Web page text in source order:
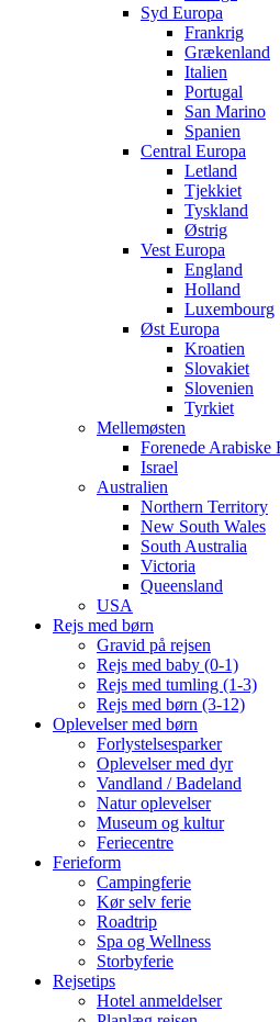
Syd Europa
Frankrig
Grækenland
Italien
Portugal
San Marino
Spanien
Central Europa
Letland
Tjekkiet
Tyskland
Østrig
Vest Europa
England
Holland
Luxembourg
Øst Europa
Kroatien
Slovakiet
Slovenien
Tyrkiet
Mellemøsten
Forenede Arabiske
Israel
Australien
Northern Territory
New South Wales
South Australia
Victoria
Queensland
USA
Rejs med børn
Gravid på rejsen
Rejs med baby (0-1)
Rejs med tumling (1-3)
Rejs med børn (3-12)
Oplevelser med børn
Forlystelsesparker
Oplevelser med dyr
Vandland / Badeland
Natur oplevelser
Museum og kultur
Feriecentre
Ferieform
Campingferie
Kør selv ferie
Roadtrip
Spa og Wellness
Storbyferie
Rejsetips
Hotel anmeldelser